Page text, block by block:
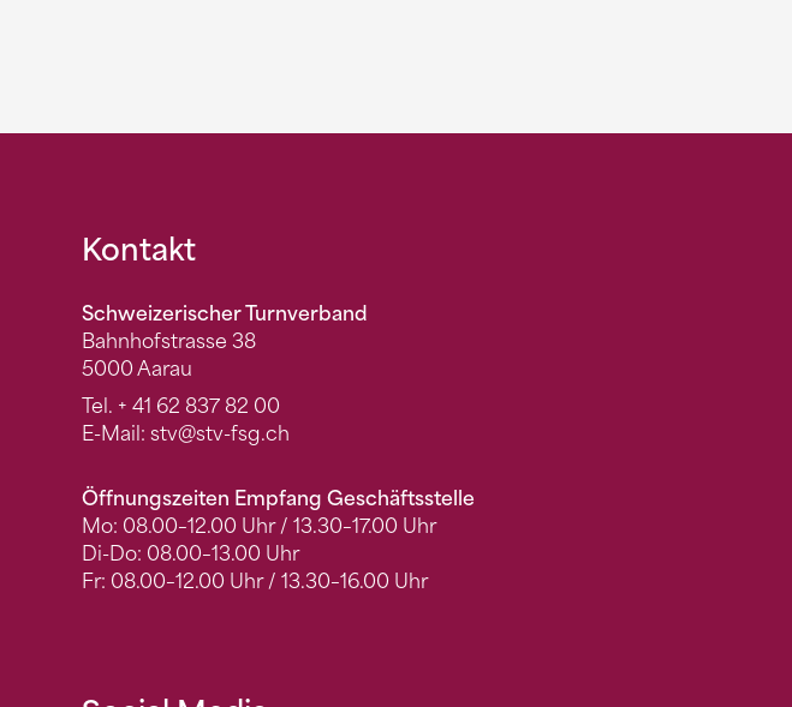
Fusszeile
Kontakt
Schweizerischer Turnverband
Bahnhofstrasse 38
5000 Aarau
Tel. + 41 62 837 82 00
E-Mail: stv@stv-fsg.ch
Öffnungszeiten Empfang Geschäftsstelle
Mo: 08.00–12.00 Uhr / 13.30–17.00 Uhr
Di-Do: 08.00–13.00 Uhr
Fr: 08.00–12.00 Uhr / 13.30–16.00 Uhr